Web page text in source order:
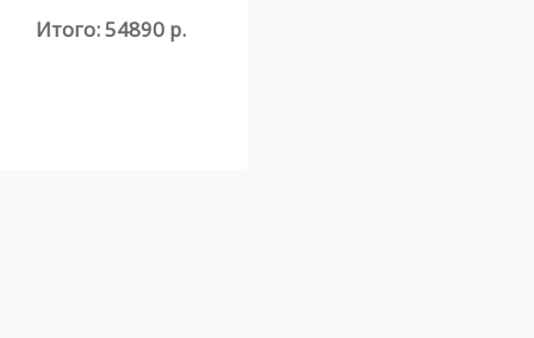
Итого:54890 р.